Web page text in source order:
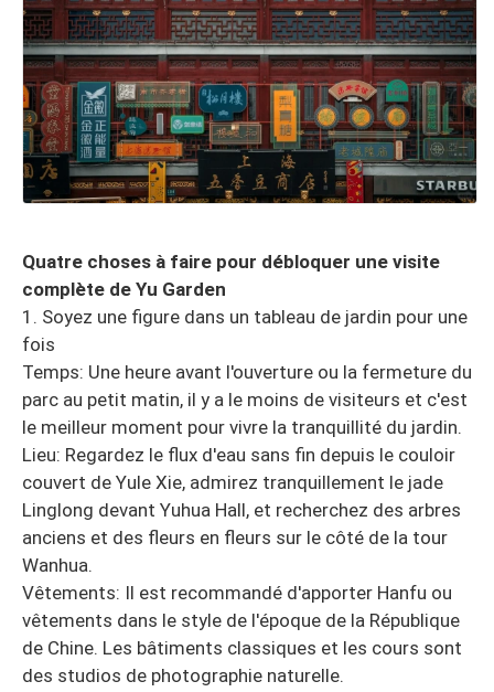
Quatre choses à faire pour débloquer une visite
complète de Yu Garden
1. Soyez une figure dans un tableau de jardin pour une
fois
Temps: Une heure avant l'ouverture ou la fermeture du
parc au petit matin, il y a le moins de visiteurs et c'est
le meilleur moment pour vivre la tranquillité du jardin.
Lieu: Regardez le flux d'eau sans fin depuis le couloir
couvert de Yule Xie, admirez tranquillement le jade
Linglong devant Yuhua Hall, et recherchez des arbres
anciens et des fleurs en fleurs sur le côté de la tour
Wanhua.
Vêtements: Il est recommandé d'apporter Hanfu ou
vêtements dans le style de l'époque de la République
de Chine. Les bâtiments classiques et les cours sont
des studios de photographie naturelle.